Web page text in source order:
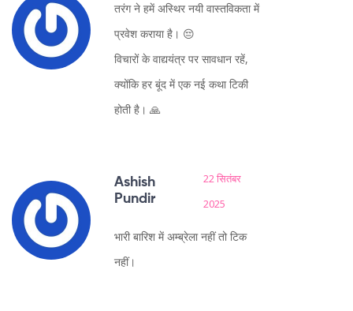
तरंग ने हमें अस्थिर नयी वास्तविकता में
प्रवेश कराया है। 😔
विचारों के वाद्ययंत्र पर सावधान रहें,
क्योंकि हर बूंद में एक नई कथा टिकी
होती है। 🙏
Ashish
Pundir
22 सितंबर
2025
भारी बारिश में अम्ब्रेला नहीं तो टिक
नहीं।